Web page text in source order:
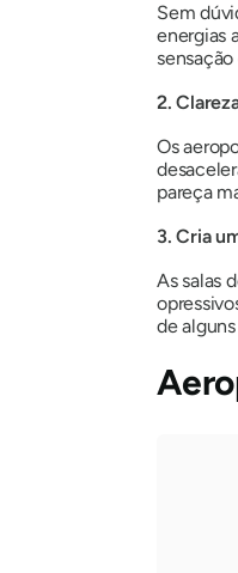
Sem
energias
2.
Os
pareça
3. Cria
As salas
de